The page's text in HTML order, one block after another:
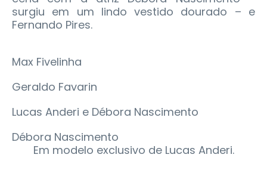
surgiu em um lindo vestido dourado – e
Fernando Pires.
Max Fivelinha
Geraldo Favarin
Lucas Anderi e Débora Nascimento
Débora Nascimento
Em modelo exclusivo de Lucas Anderi.